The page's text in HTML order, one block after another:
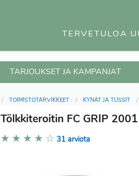
TERVETULOA
TARJOUKSET JA KAMPANJAT
TOIMISTOTARVIKKEET KYNÄT JA TUSSIT
Tölkkiteroitin FC GRIP
★ ★ ★ ★ ☆ 31 arviota